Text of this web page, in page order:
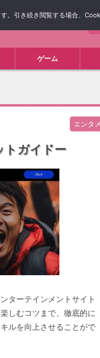
ゲーム
エンタメ
ガイドー
ターテインメントサイト
しむコツまで、徹底的に
ルを向上させることがで
引き続き閲覧する場合、